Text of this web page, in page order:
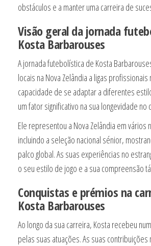
obstáculos e a manter uma carreira de
Visão geral da jornada
Kosta Barbarouses
A jornada futebolística de Kosta
locais na Nova Zelândia a ligas profissionais
capacidade de se adaptar a diferentes
um fator significativo na sua longevidade
Ele representou a Nova Zelândia em vários
incluindo a seleção nacional sénior,
palco global. As suas experiências no
o seu estilo de jogo e a sua compreensão
Conquistas e prémios na
Kosta Barbarouses
Ao longo da sua carreira, Kosta recebeu
pelas suas atuações. As suas